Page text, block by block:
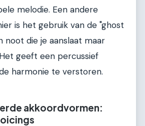
melodie. Een andere
is het gebruik van de "ghost
noot die je aanslaat maar
geeft een percussief
harmonie te verstoren.
akkoordvormen: